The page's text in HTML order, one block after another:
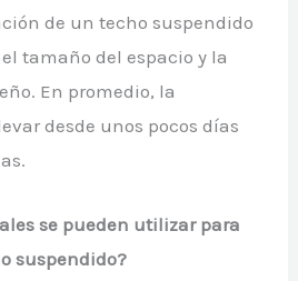
de un techo suspendido
tamaño del espacio y la
En promedio, la
desde unos pocos días
se pueden utilizar para
suspendido?